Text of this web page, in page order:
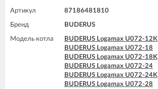
Артикул 87186481810
Бренд BUDERUS
Модель котла
BUDERUS Logamax U072-12K
BUDERUS Logamax U072-18
BUDERUS Logamax U072-18K
BUDERUS Logamax U072-24
BUDERUS Logamax U072-24K
BUDERUS Logamax U072-28